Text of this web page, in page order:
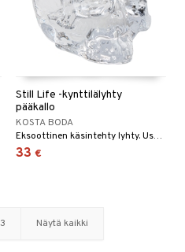
Still Life -kynttilälyhty
pääkallo
KOSTA BODA
Eksoottinen käsintehty lyhty. Useita eri värivaihtoehtoja!
33 €
3 Näytä kaikki